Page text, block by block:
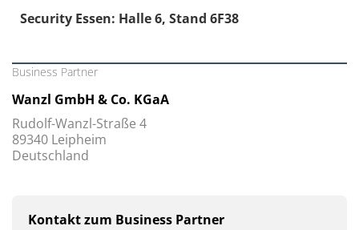
Security Essen: Halle 6, Stand 6F38
Business Partner
Wanzl GmbH & Co. KGaA
Rudolf-Wanzl-Straße 4
89340 Leipheim
Deutschland
Kontakt zum Business Partner